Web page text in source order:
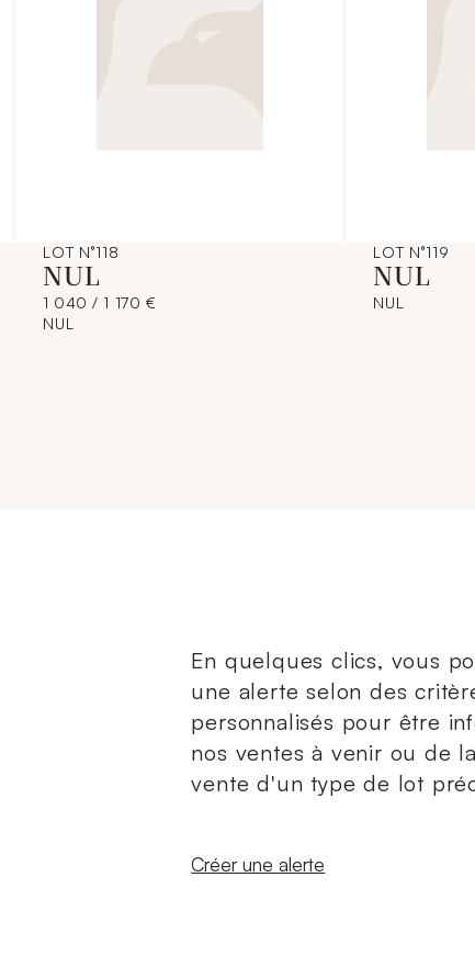
LOT N°118
NUL
1 040 / 1 170 €
NUL
LOT N°119
NUL
NUL
En quelques clics, vous
une alerte selon des
personnalisés pour être
nos ventes à venir ou de
vente d'un type de lot
Nouvelle fenêtre
Créer une alerte